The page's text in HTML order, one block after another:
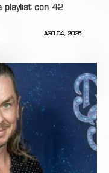
playlist con 42
AGO 04, 2026